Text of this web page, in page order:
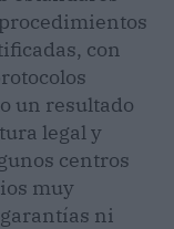
con
un resultado
legal y
centros
muy
ni